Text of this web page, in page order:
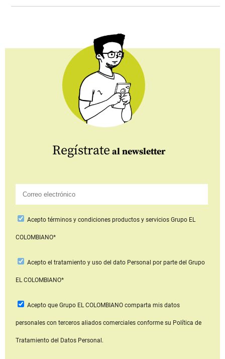
Regístrate al newsletter
Aceptotérminos y condiciones productos y serviciosGrupo EL
COLOMBIANO*
Acepto el tratamiento y uso del dato Personal por parte del Grupo
EL COLOMBIANO*
Acepto que Grupo EL COLOMBIANOcomparta mis datos
personales con terceros aliados comerciales conforme su Política de
Tratamiento del Datos Personal.